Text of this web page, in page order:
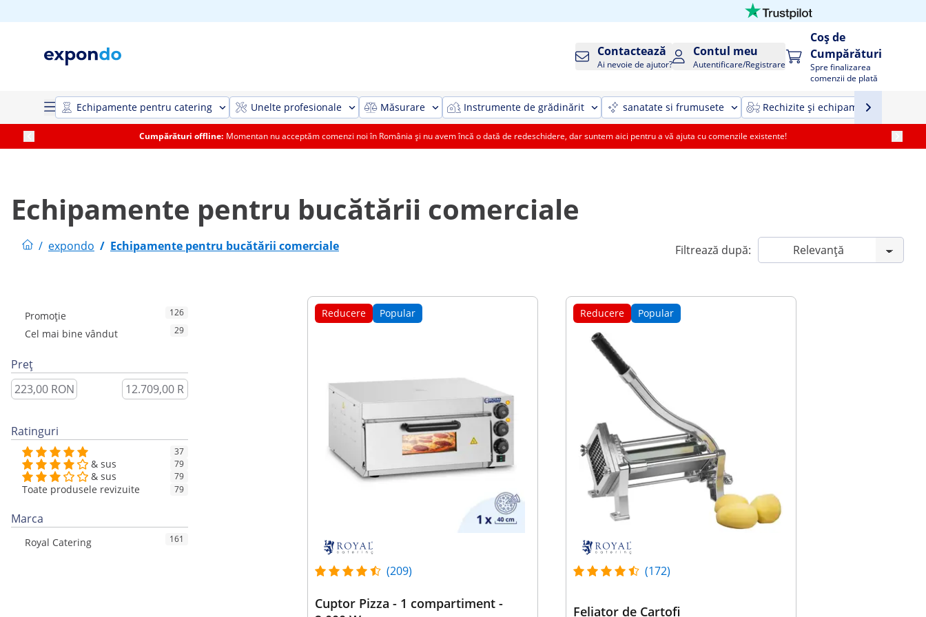
Contactează
Ai nevoie de ajutor?
Contul meu
Autentificare/Registrare
Coș de
Cumpărături
Spre finalizarea
comenzii de plată
Echipamente pentru catering Unelte profesionale Măsurare Instrumente de grădinărit sanatate si frumusete Rechizite și echipamente agricole
Cumpărături offline: Momentan nu acceptăm comenzi noi în România și nu avem încă o dată de redeschidere, dar suntem aici pentru a vă ajuta cu comenzile existente!
Echipamente pentru bucătării comerciale
/ expondo / Echipamente pentru bucătării comerciale Filtrează după:
Promoție 126
Cel mai bine vândut 29
Preț
Ratinguri
37
& sus 79
& sus 79
Toate produsele revizuite 79
Marca
Royal Catering 161
Reducere Popular
(209)
Cuptor Pizza - 1 compartiment -
Reducere Popular
(172)
Feliator de Cartofi